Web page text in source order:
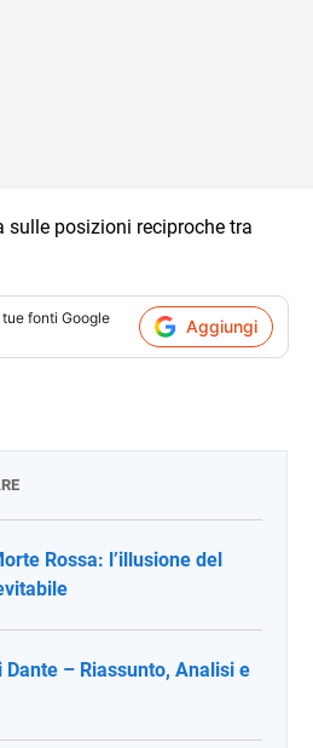
sulle posizioni reciproche tra
fonti Google
Aggiungi
Rossa: l’illusione del
Dante – Riassunto, Analisi e